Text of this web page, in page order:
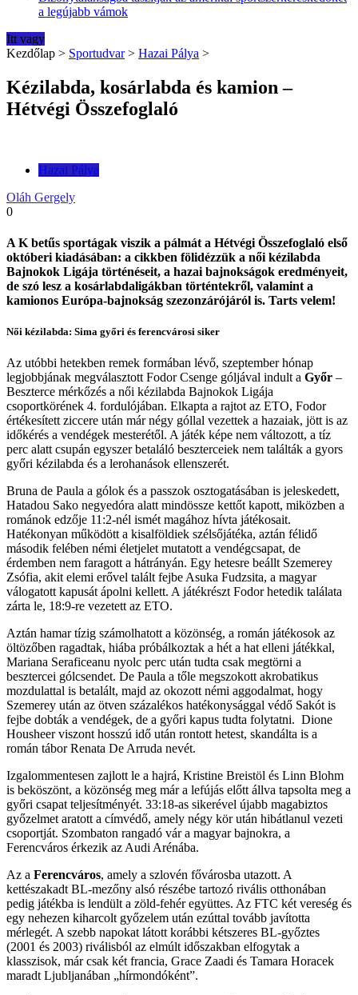
a legújabb vámok
Itt vagy
Kezdőlap > Sportudvar > Hazai Pálya >
Kézilabda, kosárlabda és kamion –
Hétvégi Összefoglaló
Hazai Pálya
Oláh Gergely
0
A K betűs sportágak viszik a pálmát a Hétvégi Összefoglaló első
októberi kiadásában: a cikkben fölidézzük a női kézilabda
Bajnokok Ligája történéseit, a hazai bajnokságok eredményeit,
de szó lesz a kosárlabdaligákban történtekről, valamint a
kamionos Európa-bajnokság szezonzárójáról is. Tarts velem!
Női kézilabda: Sima győri és ferencvárosi siker
Az utóbbi hetekben remek formában lévő, szeptember hónap
legjobbjának megválasztott Fodor Csenge góljával indult a Győr –
Beszterce mérkőzés a női kézilabda Bajnokok Ligája
csoportkörének 4. fordulójában. Elkapta a rajtot az ETO, Fodor
értékesített ziccere után már négy góllal vezettek a hazaiak, jött is az
időkérés a vendégek mesterétől. A játék képe nem változott, a tíz
perc alatt csupán egyszer betaláló beszterceiek nem találták a gyors
győri kézilabda és a lerohanások ellenszerét.
Bruna de Paula a gólok és a passzok osztogatásában is jeleskedett,
Hatadou Sako negyedóra alatt mindössze kettőt kapott, miközben a
románok edzője 11:2-nél ismét magához hívta játékosait.
Hatékonyan működött a kisalföldiek szélsőjátéka, aztán félidő
második felében némi életjelet mutatott a vendégcsapat, de
érdemben nem faragott a hátrányán. Egy hetesre beállt Szemerey
Zsófia, akit elemi erővel talált fejbe Asuka Fudzsita, a magyar
válogatott kapusát ápolni kellett. A játékrészt Fodor hetedik találata
zárta le, 18:9-re vezetett az ETO.
Aztán hamar tízig számolhatott a közönség, a román játékosok az
öltözőben ragadtak, hiába próbálkoztak a hét a hat elleni játékkal,
Mariana Seraficeanu nyolc perc után tudta csak megtörni a
besztercei gólcsendet. De Paula a tőle megszokott akrobatikus
mozdulattal is betalált, majd az okozott némi aggodalmat, hogy
Szemerey után az ötven százalékos hatékonysággal védő Sakót is
fejbe dobták a vendégek, de a győri kapus tudta folytatni. Dione
Housheer viszont hosszú idő után rontott hetest, skandálta is a
román tábor Renata De Arruda nevét.
Izgalommentesen zajlott le a hajrá, Kristine Breistöl és Linn Blohm
is beköszönt, a közönség meg már a lefújás előtt állva tapsolta meg a
győri csapat teljesítményét. 33:18-as sikerével újabb magabiztos
győzelmet aratott a címvédő, amely négy kör után hibátlanul vezeti
csoportját. Szombaton rangadó vár a magyar bajnokra, a
Ferencváros érkezik az Audi Arénába.
Az a Ferencváros, amely a szlovén fővárosba utazott. A
kettészakadt BL-mezőny alsó részébe tartozó rivális otthonában
pedig játékba is lendült a zöld-fehér együttes. Az FTC két vereség és
egy nehezen kiharcolt győzelem után ezúttal tovább javította
mérlegét. A szebb napokat látott korábbi kétszeres BL-győztes
(2001 és 2003) riválisból az elmúlt időszakban elfogytak a
klasszisok, már csak két francia, Grace Zaadi és Tamara Horacek
maradt Ljubljanában „hírmondóként”.